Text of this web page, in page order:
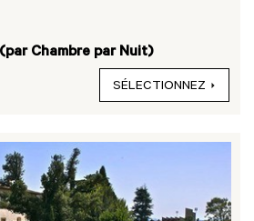
Chambre par Nuit)
SÉLECTIONNEZ